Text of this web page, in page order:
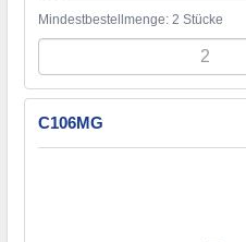
Mindestbestellmenge: 2 Stücke
C106MG